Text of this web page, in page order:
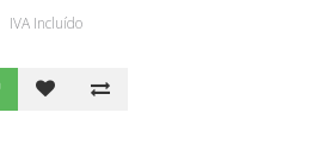
IVA Incluído